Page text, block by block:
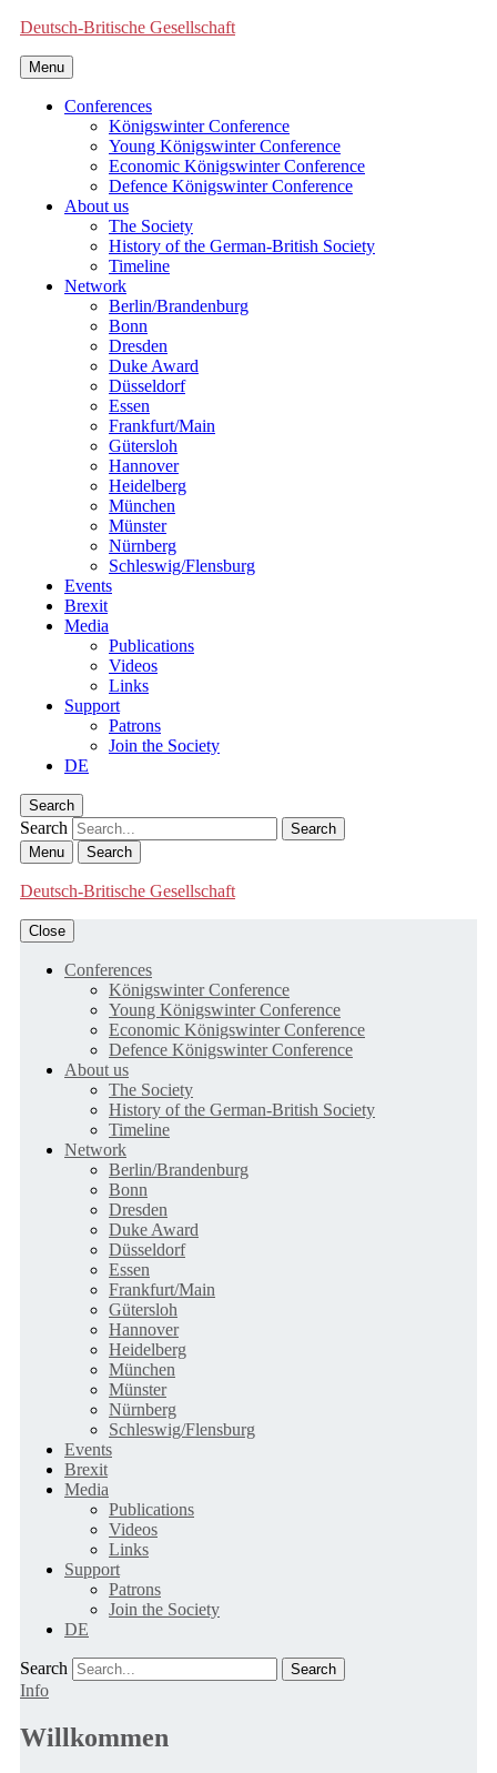
Deutsch-Britische Gesellschaft
Menu
Conferences
Königswinter Conference
Young Königswinter Conference
Economic Königswinter Conference
Defence Königswinter Conference
About us
The Society
History of the German-British Society
Timeline
Network
Berlin/Brandenburg
Bonn
Dresden
Duke Award
Düsseldorf
Essen
Frankfurt/Main
Gütersloh
Hannover
Heidelberg
München
Münster
Nürnberg
Schleswig/Flensburg
Events
Brexit
Media
Publications
Videos
Links
Support
Patrons
Join the Society
DE
Search
Search
Menu Search
Deutsch-Britische Gesellschaft
Close
Conferences
Königswinter Conference
Young Königswinter Conference
Economic Königswinter Conference
Defence Königswinter Conference
About us
The Society
History of the German-British Society
Timeline
Network
Berlin/Brandenburg
Bonn
Dresden
Duke Award
Düsseldorf
Essen
Frankfurt/Main
Gütersloh
Hannover
Heidelberg
München
Münster
Nürnberg
Schleswig/Flensburg
Events
Brexit
Media
Publications
Videos
Links
Support
Patrons
Join the Society
DE
Search
Info
Willkommen